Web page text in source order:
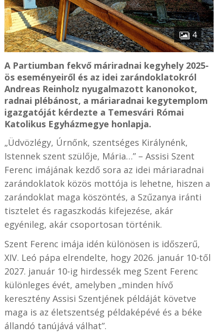
4
A Partiumban fekvő máriradnai kegyhely 2025-
ös eseményeiről és az idei zarándoklatokról
Andreas Reinholz nyugalmazott kanonokot,
radnai plébánost, a máriaradnai kegytemplom
igazgatóját kérdezte a Temesvári Római
Katolikus Egyházmegye honlapja.
„Üdvözlégy, Úrnőnk, szentséges Királynénk,
Istennek szent szülője, Mária…” – Assisi Szent
Ferenc imájának kezdő sora az idei máriaradnai
zarándoklatok közös mottója is lehetne, hiszen a
zarándoklat maga köszöntés, a Szűzanya iránti
tisztelet és ragaszkodás kifejezése, akár
egyénileg, akár csoportosan történik.
Szent Ferenc imája idén különösen is időszerű,
XIV. Leó pápa elrendelte, hogy 2026. január 10-től
2027. január 10-ig hirdessék meg Szent Ferenc
különleges évét, amelyben „minden hívő
keresztény Assisi Szentjének példáját követve
maga is az életszentség példaképévé és a béke
állandó tanújává válhat”.